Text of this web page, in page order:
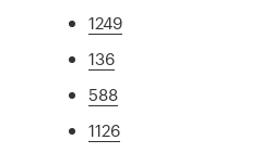
1249
136
588
1126